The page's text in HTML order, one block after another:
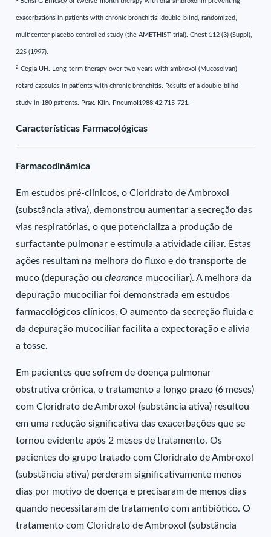
exacerbations in patients with chronic bronchitis: double-blind, randomized,
multicenter placebo controlled study (the AMETHIST trial). Chest 112 (3) (Suppl),
22S (1997).
2 Cegla UH. Long-term therapy over two years with ambroxol (Mucosolvan)
retard capsules in patients with chronic bronchitis. Results of a double-blind
study in 180 patients. Prax. Klin. PneumoI1988;42:715-721.
Características Farmacológicas
Farmacodinâmica
Em estudos pré-clínicos, o Cloridrato de Ambroxol
(substância ativa), demonstrou aumentar a secreção das
vias respiratórias, o que potencializa a produção de
surfactante pulmonar e estimula a atividade ciliar. Estas
ações resultam na melhora do fluxo e do transporte de
muco (depuração ouclearance mucociliar). A melhora da
depuração mucociliar foi demonstrada em estudos
farmacológicos clínicos. O aumento da secreção fluida e
da depuração mucociliar facilita a expectoração e alivia
a tosse.
Em pacientes que sofrem de doença pulmonar
obstrutiva crônica, o tratamento a longo prazo (6 meses)
com Cloridrato de Ambroxol (substância ativa) resultou
em uma redução significativa das exacerbações que se
tornou evidente após 2 meses de tratamento. Os
pacientes do grupo tratado com Cloridrato de Ambroxol
(substância ativa) perderam significativamente menos
dias por motivo de doença e precisaram de menos dias
quando necessitaram de tratamento com antibiótico. O
tratamento com Cloridrato de Ambroxol (substância